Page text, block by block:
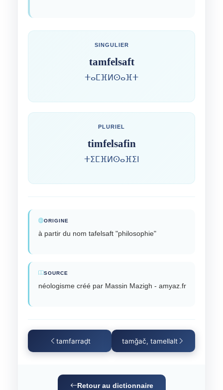
SINGULIER
tamfelsaft
ⵜⴰⵎⴼⵍⵙⴰⴼⵜ
PLURIEL
timfelsafin
ⵜⵉⵎⴼⵍⵙⴰⴼⵉⵏ
ORIGINE
à partir du nom tafelsaft "philosophie"
SOURCE
néologisme créé par Massin Mazigh - amyaz.fr
tamfarraḍt tamǧač, tamellalt
Retour au dictionnaire